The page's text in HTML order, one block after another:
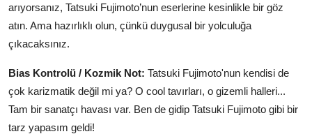
arıyorsanız, Tatsuki Fujimoto’nun eserlerine kesinlikle bir göz
atın. Ama hazırlıklı olun, çünkü duygusal bir yolculuğa
çıkacaksınız.
Bias Kontrolü / Kozmik Not: Tatsuki Fujimoto'nun kendisi de
çok karizmatik değil mi ya? O cool tavırları, o gizemli halleri...
Tam bir sanatçı havası var. Ben de gidip Tatsuki Fujimoto gibi bir
tarz yapasım geldi!